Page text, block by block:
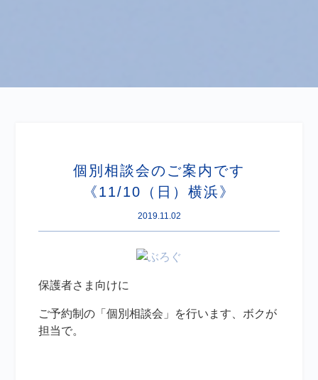
個別相談会のご案内です
《11/10（日）横浜》
2019.11.02
保護者さま向けに
ご予約制の「個別相談会」を行います、ボクが
担当で。